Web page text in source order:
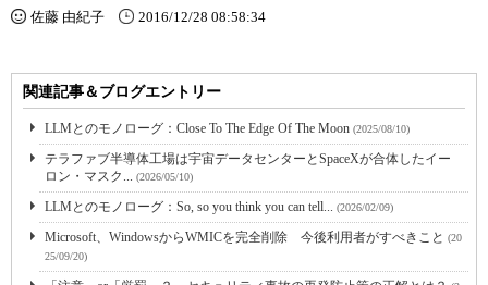
佐藤 由紀子 2016/12/28 08:58:34
関連記事＆ブログエントリー
LLMとのモノローグ：Close To The Edge Of The Moon (2025/08/10)
テラファブ半導体工場は宇宙データセンターとSpaceXが合体したイー
ロン・マスク... (2026/05/10)
LLMとのモノローグ：So, so you think you can tell... (2026/02/09)
Microsoft、WindowsからWMICを完全削除 今後利用者がすべきこと (20
25/09/20)